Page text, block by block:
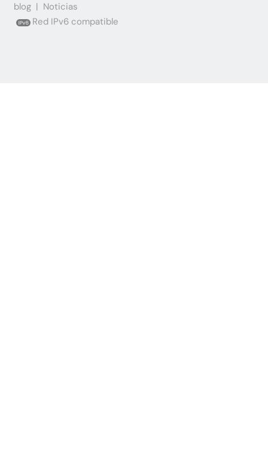
blog | Noticias
Red IPv6 compatible